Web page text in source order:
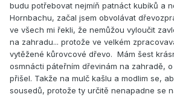
budu potřebovat nejmíň patnáct kubíků a
Hornbachu, začal jsem obvolávat
ve všech mi řekli, že nemůžou vyloučit
na zahradu... protože ve velkém
vytěžené kůrovcové dřevo. Mám šest
osmnácti páteřním dřevinám na zahradě,
přišel. Takže na mulč kašlu a modlim se,
sousedů, protože ty určitě nenapadne se